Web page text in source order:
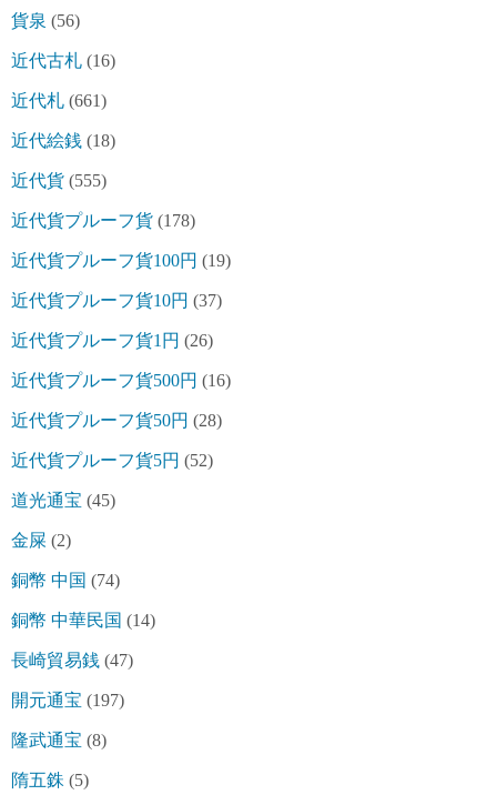
貨泉 (56)
近代古札 (16)
近代札 (661)
近代絵銭 (18)
近代貨 (555)
近代貨プルーフ貨 (178)
近代貨プルーフ貨100円 (19)
近代貨プルーフ貨10円 (37)
近代貨プルーフ貨1円 (26)
近代貨プルーフ貨500円 (16)
近代貨プルーフ貨50円 (28)
近代貨プルーフ貨5円 (52)
道光通宝 (45)
金屎 (2)
銅幣 中国 (74)
銅幣 中華民国 (14)
長崎貿易銭 (47)
開元通宝 (197)
隆武通宝 (8)
隋五銖 (5)